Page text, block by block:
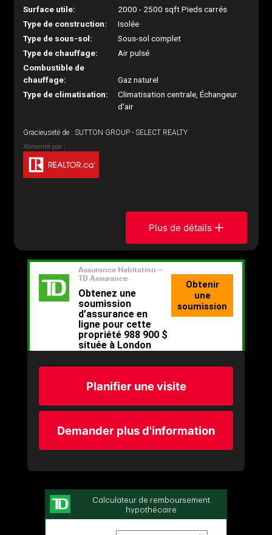
Surface utile:
2000 - 2500 sqft Pieds carrés
Type de construction:
Isolée
Type de sous-sol:
Sous-sol complet
Type de chauffage:
Air pulsé
Combustible de
chauffage:
Gaz naturel
Type de climatisation:
Climatisation centrale, Échangeur
d'air
Gracieuseté de : SUTTON GROUP - SELECT REALTY
Plus de détails
Planifier une visite
Demander plus d'information